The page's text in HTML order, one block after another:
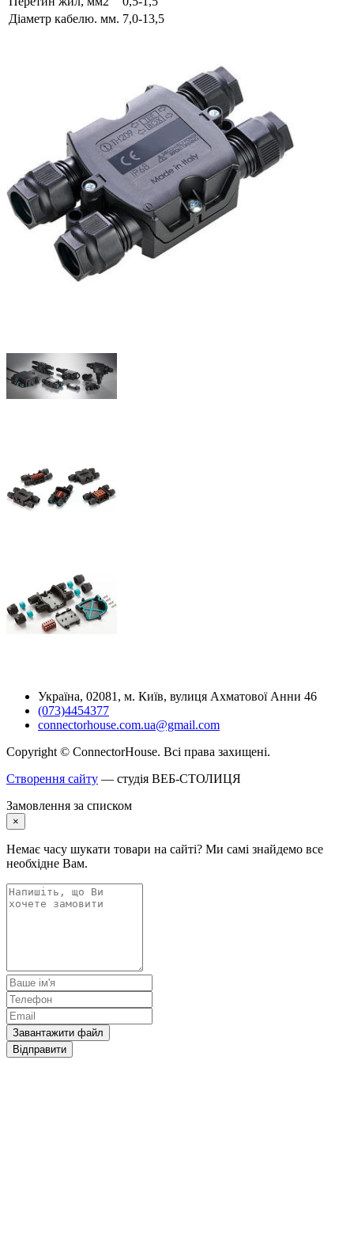
Діаметр кабелю. мм. 7,0-13,5
Україна, 02081, м. Київ, вулиця Ахматової Анни 46
(073)4454377
connectorhouse.com.ua@gmail.com
Copyright © ConnectorHouse. Всі права захищені.
Створення сайту — студія ВЕБ-СТОЛИЦЯ
Замовлення за списком
×
Немає часу шукати товари на сайті? Ми самі знайдемо все
необхідне Вам.
Завантажити файл